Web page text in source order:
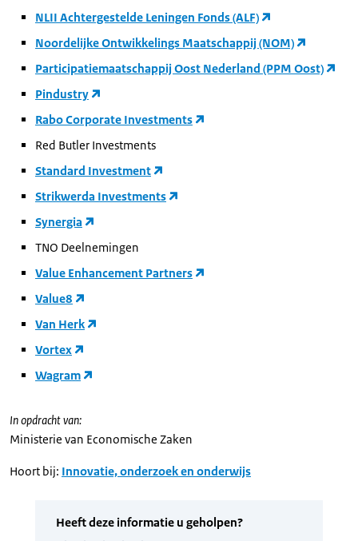
NLII Achtergestelde Leningen Fonds (ALF)
Noordelijke Ontwikkelings Maatschappij (NOM)
Participatiemaatschappij Oost Nederland (PPM Oost)
Pindustry
Rabo Corporate Investments
Red Butler Investments
Standard Investment
Strikwerda Investments
Synergia
TNO Deelnemingen
Value Enhancement Partners
Value8
Van Herk
Vortex
Wagram
In opdracht van:
Ministerie van Economische Zaken
Hoort bij: Innovatie, onderzoek en onderwijs